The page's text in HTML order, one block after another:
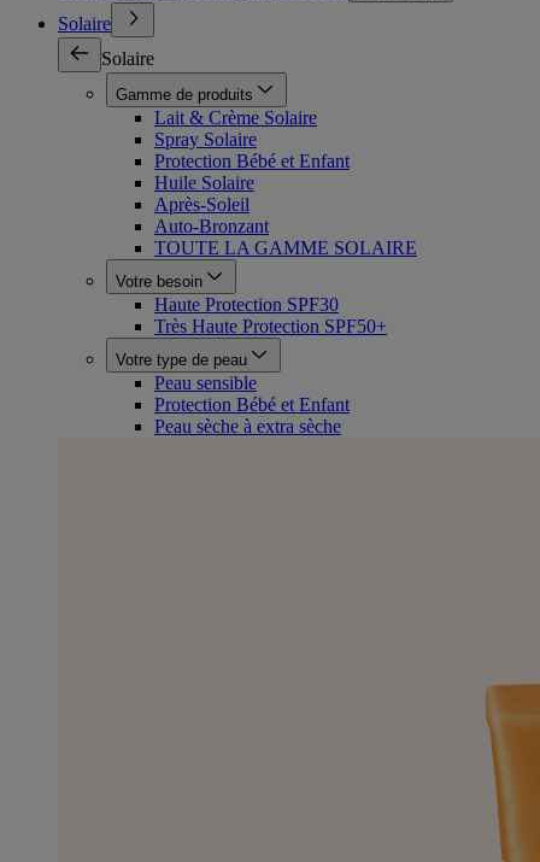
Solaire
Solaire
Gamme de produits
Lait & Crème Solaire
Spray Solaire
Protection Bébé et Enfant
Huile Solaire
Après-Soleil
Auto-Bronzant
TOUTE LA GAMME SOLAIRE
Votre besoin
Haute Protection SPF30
Très Haute Protection SPF50+
Votre type de peau
Peau sensible
Protection Bébé et Enfant
Peau sèche à extra sèche